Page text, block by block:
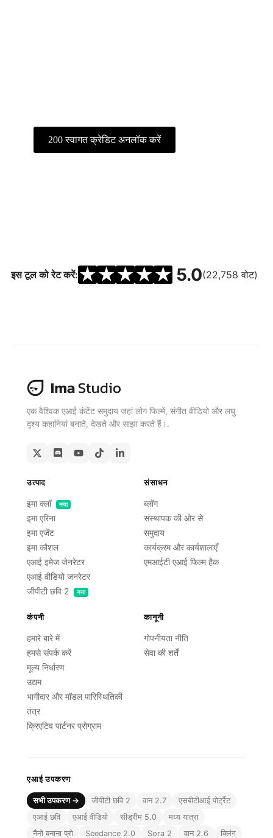
200 स्वागत क्रेडिट अनलॉक करें
इस टूल को रेट करें: ★★★★★ 5.0(22,758 वोट)
एक वैश्विक एआई कंटेंट समुदाय जहां लोग फिल्में, संगीत वीडियो और लघु
दृश्य कहानियां बनाते, देखते और साझा करते हैं।.
उत्पाद
इमा क्लॉ नया
इमा एरिना
इमा एजेंट
इमा कौशल
एआई इमेज जेनरेटर
एआई वीडियो जनरेटर
जीपीटी छवि 2
नया
संसाधन
ब्लॉग
संस्थापक की ओर से
समुदाय
कार्यक्रम और कार्यशालाएँ
एमआईटी एआई फिल्म हैक
कंपनी
हमारे बारे में
हमसे संपर्क करें
मूल्य निर्धारण
उद्यम
भागीदार और मॉडल पारिस्थितिकी
तंत्र
क्रिएटिव पार्टनर प्रोग्राम
कानूनी
गोपनीयता नीति
सेवा की शर्तें
एआई उपकरण
सभी उपकरण → जीपीटी छवि 2 वान 2.7
एसबीटीआई पोर्ट्रेट
एआई छवि
एआई वीडियो सीड्रीम 5.0
मध्य यात्रा
नैनो बनाना प्रो
Seedance 2.0 Sora 2 वान 2.6 क्लिंग